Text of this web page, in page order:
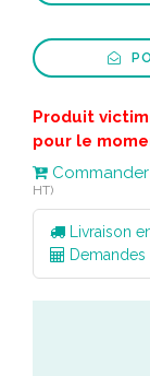
Produit
pour le
HT)
Livraison